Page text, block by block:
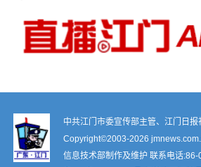
中共江门市委宣传部主管、江门日
Copyright©2003-2026
信息技术部制作及维护 联系电话